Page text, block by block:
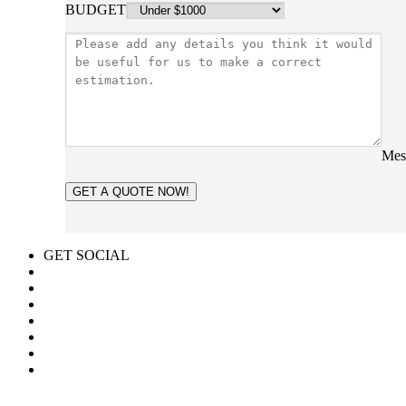
BUDGET
GET A QUOTE NOW!
GET SOCIAL